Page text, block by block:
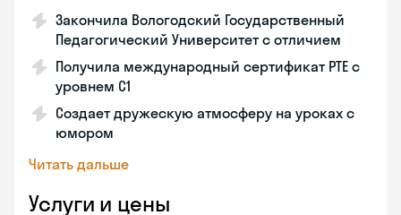
Закончила Вологодский Государственный
Педагогический Университет с отличием
Получила международный сертификат PTE с
уровнем C1
Создает дружескую атмосферу на уроках с
юмором
Читать дальше
Услуги и цены